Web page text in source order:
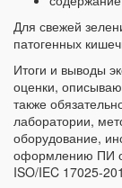
Для свежей
патогенных
Итоги и выводы
оценки,
также
лаборатории,
оборудование,
оформлению ПИ
ISO/IEC 17025-